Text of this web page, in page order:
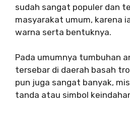
sudah sangat populer dan
masyarakat umum, karena
warna serta bentuknya.
Pada umumnya tumbuhan
tersebar di daerah basah
pun juga sangat banyak,
tanda atau simbol